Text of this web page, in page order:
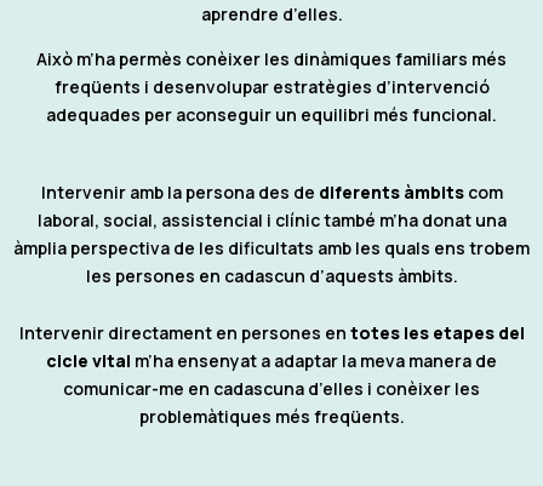
aprendre d’elles.
Això m’ha permès conèixer les dinàmiques familiars més
freqüents i desenvolupar estratègies d’intervenció
adequades per aconseguir un equilibri més funcional.
Intervenir amb la persona des de diferents àmbitscom
laboral, social, assistencial i clínic també m’ha donat una
àmplia perspectiva de les dificultats amb les quals ens trobem
les persones en cadascun d’aquests àmbits.
Intervenir directament en persones en totes les etapes del
cicle vital m’ha ensenyat a adaptar la meva manera de
comunicar-me en cadascuna d’elles i conèixer les
problemàtiques més freqüents.